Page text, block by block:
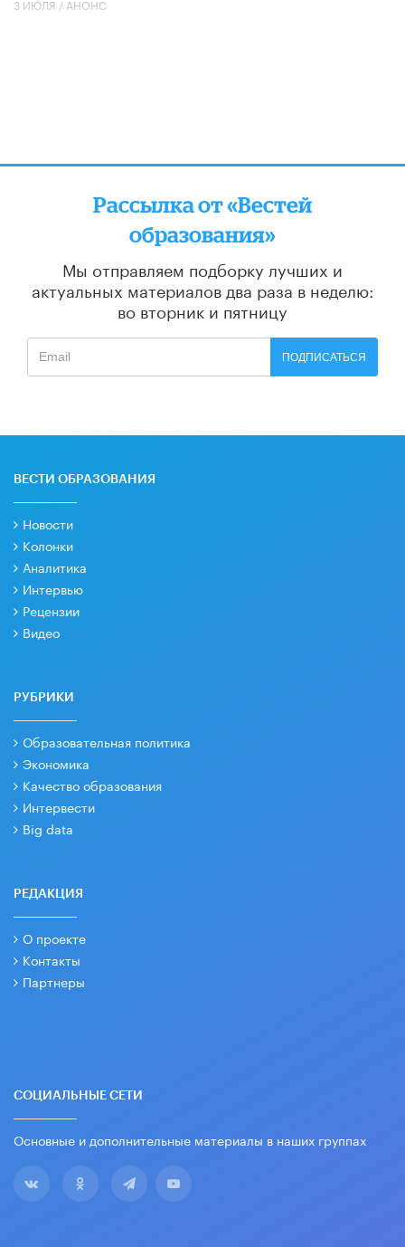
3 ИЮЛЯ / АНОНС
Рассылка от «Вестей
образования»
Мы отправляем подборку лучших и
актуальных материалов два раза в неделю:
во вторник и пятницу
ПОДПИСАТЬСЯ
ВЕСТИ ОБРАЗОВАНИЯ
Новости
Колонки
Аналитика
Интервью
Рецензии
Видео
РУБРИКИ
Образовательная политика
Экономика
Качество образования
Интервести
Big data
РЕДАКЦИЯ
О проекте
Контакты
Партнеры
СОЦИАЛЬНЫЕ СЕТИ
Основные и дополнительные материалы в наших группах